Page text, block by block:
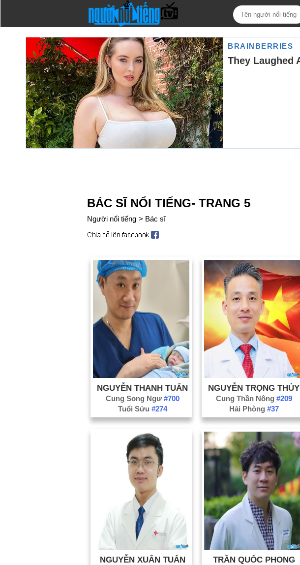
BÁC SĨ NỔI TIẾNG- TRANG 5
Người nổi tiếng > Bác sĩ
NGUYỄN THANH TUẤN
Cung Song Ngư #700
Tuổi Sửu #274
NGUYỄN TRỌNG THỦY
Cung Thần Nông #209
Hải Phòng #37
NGUYỄN XUÂN TUẤN TRẦN QUỐC PHONG